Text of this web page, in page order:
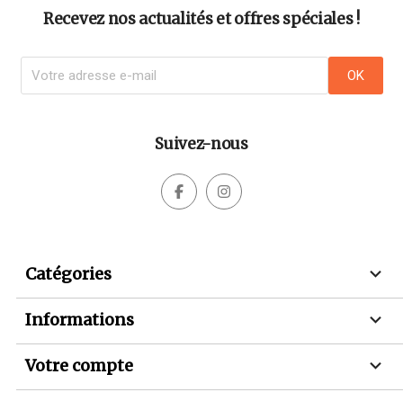
Recevez nos actualités et offres spéciales !
Suivez-nous
 
Catégories 
Informations 
Votre compte 